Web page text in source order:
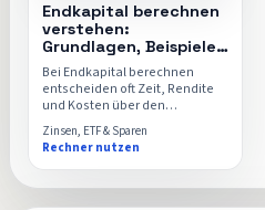
Endkapital berechnen
verstehen:
Grundlagen, Beispiele
und Endkapital-
Rechner
Bei Endkapital berechnen
entscheiden oft Zeit, Rendite
und Kosten über den
Unterschied. Dieser Ratgeber
macht die Zusammenhänge
klar und zeigt dir anschließend
den direkten Weg in den
Endkapital-Rechner.
Zinsen, ETF & Sparen
Rechner nutzen